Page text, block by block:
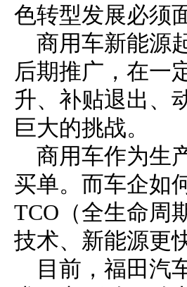
色转型发展必须
商用车新能源
后期推广，在一
升、补贴退出、
巨大的挑战。
商用车作为生
买单。而车企如
TCO（全生命周
技术、新能源更
目前，福田汽